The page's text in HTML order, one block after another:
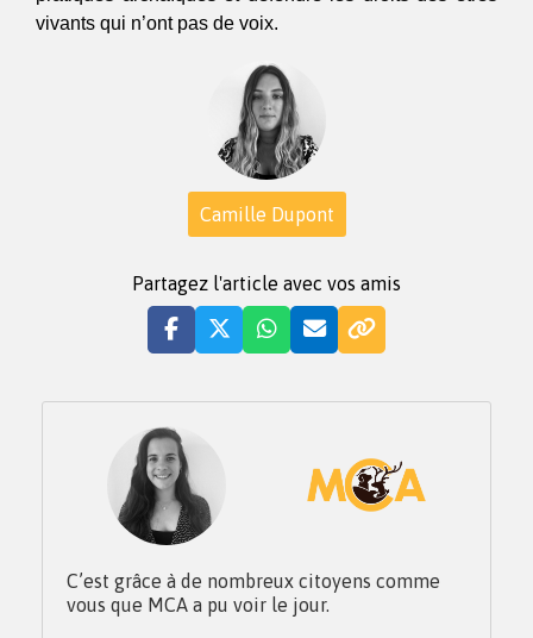
vivants qui n’ont pas de voix.
Camille Dupont
Partagez l'article avec vos amis
C’est grâce à de nombreux citoyens comme
vous que MCA a pu voir le jour.